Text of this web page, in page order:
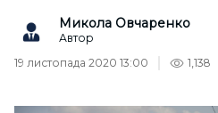
Микола Овчаренко
Автор
19 листопада 2020 13:00
1,138